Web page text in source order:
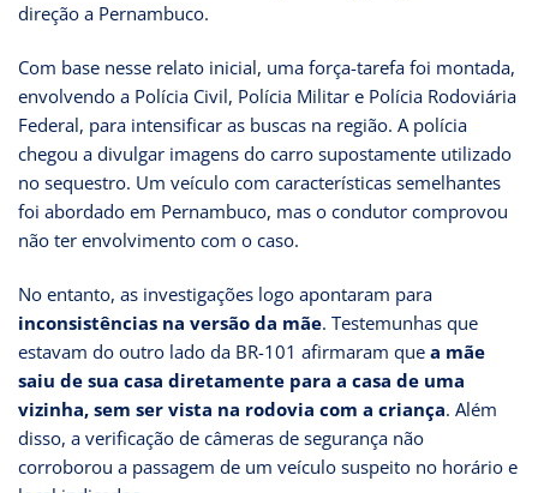
direção a Pernambuco.
Com base nesse relato inicial, uma força-tarefa foi montada,
envolvendo a Polícia Civil, Polícia Militar e Polícia Rodoviária
Federal, para intensificar as buscas na região. A polícia
chegou a divulgar imagens do carro supostamente utilizado
no sequestro. Um veículo com características semelhantes
foi abordado em Pernambuco, mas o condutor comprovou
não ter envolvimento com o caso.
No entanto, as investigações logo apontaram para
inconsistências na versão da mãe. Testemunhas que
estavam do outro lado da BR-101 afirmaram que a mãe
saiu de sua casa diretamente para a casa de uma
vizinha, sem ser vista na rodovia com a criança. Além
disso, a verificação de câmeras de segurança não
corroborou a passagem de um veículo suspeito no horário e